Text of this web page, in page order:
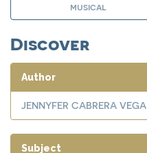
musical
Discover
Author
JENNYFER CABRERA VEGA
Subject